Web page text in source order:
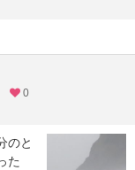
0
のと
た